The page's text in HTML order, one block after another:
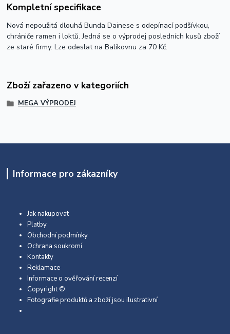
Kompletní specifikace
Nová nepoužitá dlouhá Bunda Dainese s odepínací podšívkou,
chrániče ramen i loktů. Jedná se o výprodej posledních kusů zboží
ze staré firmy. Lze odeslat na Balíkovnu za 70 Kč.
Zboží zařazeno v kategoriích
MEGA VÝPRODEJ
Informace pro zákazníky
Jak nakupovat
Platby
Obchodní podmínky
Ochrana soukromí
Kontakty
Reklamace
Informace o ověřování recenzí
Copyright ©
Fotografie produktů a zboží jsou ilustrativní